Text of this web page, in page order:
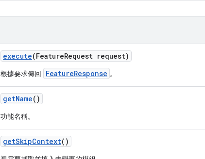
execute(FeatureRequest request)
根據要求傳回 FeatureResponse 。
getName()
功能名稱。
getSkipContext()